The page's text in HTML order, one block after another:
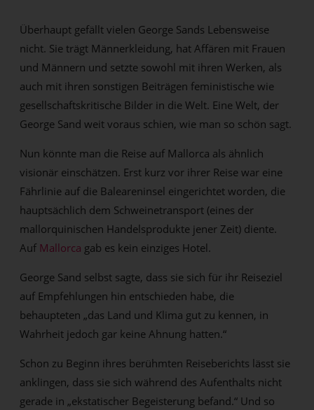
Überhaupt gefällt vielen George Sands Lebensweise
nicht. Sie trägt Männerkleidung, hat Affären mit Frauen
und Männern und setzte sowohl mit ihren Werken, als
auch mit ihren sonstigen Beiträgen feministische wie
gesellschaftskritische Bilder in die Welt. Eine Welt, der
George Sand weit voraus schien, wie man so schön sagt.
Nun könnte man die Reise auf Mallorca als ähnlich
visionär einschätzen. Erst kurz vor ihrer Reise war eine
Fährlinie auf die Baleareninsel eingerichtet worden, die
hauptsächlich dem Schweinetransport (eines der
mallorquinischen Handelsprodukte jener Zeit) diente.
Auf Mallorca gab es kein einziges Hotel.
George Sand selbst sagte, dass sie sich für ihr Reiseziel
auf Empfehlungen hin entschieden habe, die
behaupteten „das Land und Klima gut zu kennen, in
Wahrheit jedoch gar keine Ahnung hatten.“
Schon zu Beginn ihres berühmten Reiseberichts lässt sie
anklingen, dass sie sich während des Aufenthalts nicht
gerade in „ekstatischer Begeisterung befand.“ Und so